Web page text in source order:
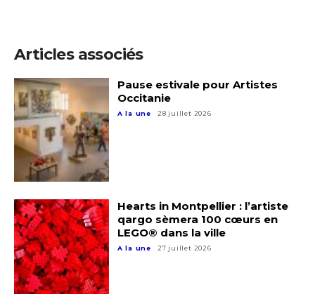
Articles associés
Pause estivale pour Artistes
Occitanie
A la une 28 juillet 2026
Hearts in Montpellier : l’artiste
qargo sèmera 100 cœurs en
LEGO® dans la ville
A la une 27 juillet 2026